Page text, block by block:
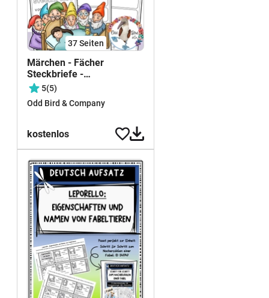
37Seiten
Märchen - Fächer
Steckbriefe -
Bastelvorlage in 2
Versionen
5(5)
Odd Bird & Company
kostenlos